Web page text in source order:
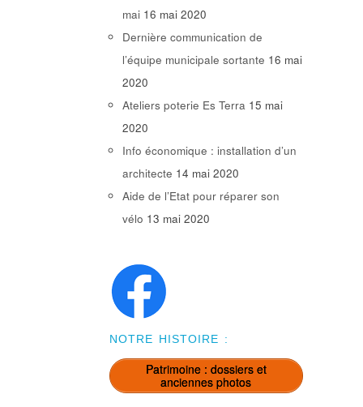
mai 16 mai 2020
Dernière communication de
l’équipe municipale sortante 16 mai
2020
Ateliers poterie Es Terra 15 mai
2020
Info économique : installation d’un
architecte 14 mai 2020
Aide de l’Etat pour réparer son
vélo 13 mai 2020
NOTRE HISTOIRE :
Patrimoine : dossiers et
anciennes photos